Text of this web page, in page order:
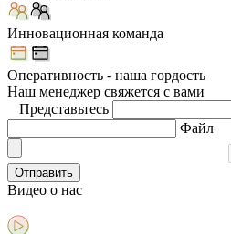
Инновационная команда
Оперативность - наша гордость
Наш менеджер свяжется с вами
Представьтесь
Файл
Отправить
Видео о нас